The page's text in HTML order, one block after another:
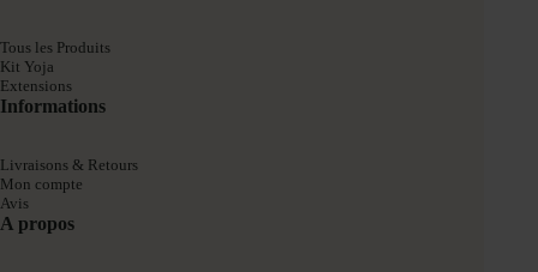
Tous les Produits
Kit Yoja
Extensions
Informations
Livraisons & Retours
Mon compte
Avis
A propos